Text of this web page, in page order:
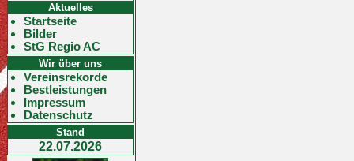
Aktuelles
Startseite
Bilder
StG Regio AC
Wir über uns
Vereinsrekorde
Bestleistungen
Impressum
Datenschutz
Stand
22.07.2026